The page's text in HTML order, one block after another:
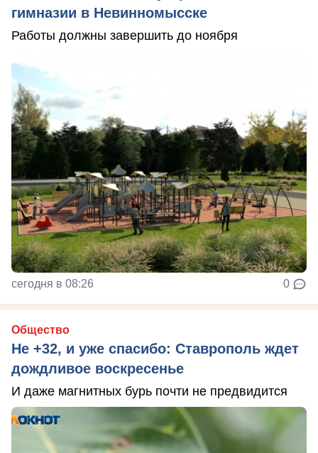
гимназии в Невинномысске
Работы должны завершить до ноября
сегодня в 08:26 0
Общество
Не +32, и уже спасибо: Ставрополь ждет
дождливое воскресенье
И даже магнитных бурь почти не предвидится